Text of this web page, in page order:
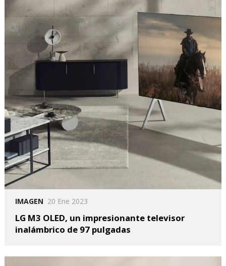
IMAGEN 20 Ene 2023
LG M3 OLED, un impresionante televisor
inalámbrico de 97 pulgadas